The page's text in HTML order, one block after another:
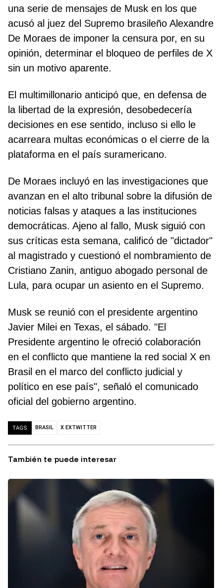
una serie de mensajes de Musk en los que
acusó al juez del Supremo brasileño Alexandre
De Moraes de imponer la censura por, en su
opinión, determinar el bloqueo de perfiles de X
sin un motivo aparente.
El multimillonario anticipó que, en defensa de
la libertad de la expresión, desobedecería
decisiones en ese sentido, incluso si ello le
acarreara multas económicas o el cierre de la
plataforma en el país suramericano.
De Moraes incluyó en las investigaciones que
avanzan en el alto tribunal sobre la difusión de
noticias falsas y ataques a las instituciones
democráticas. Ajeno al fallo, Musk siguió con
sus críticas esta semana, calificó de "dictador"
al magistrado y cuestionó el nombramiento de
Cristiano Zanin, antiguo abogado personal de
Lula, para ocupar un asiento en el Supremo.
Musk se reunió con el presidente argentino
Javier Milei en Texas, el sábado. "El
Presidente argentino le ofreció colaboración
en el conflicto que mantiene la red social X en
Brasil en el marco del conflicto judicial y
político en ese país", señaló el comunicado
oficial del gobierno argentino.
TAGS BRASIL X EXTWITTER
También te puede interesar